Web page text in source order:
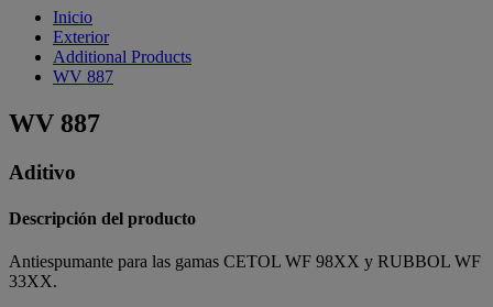
Inicio
Exterior
Additional Products
WV 887
WV 887
Aditivo
Descripción del producto
Antiespumante para las gamas CETOL WF 98XX y RUBBOL WF
33XX.